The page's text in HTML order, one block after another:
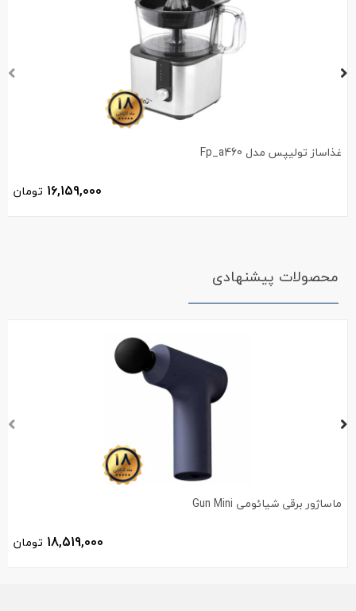
غذاساز تولیپس مدل Fp_a460
16,159,000 تومان
محصولات پیشنهادی
ماساژور برقی شیائومی Gun Mini
18,519,000 تومان